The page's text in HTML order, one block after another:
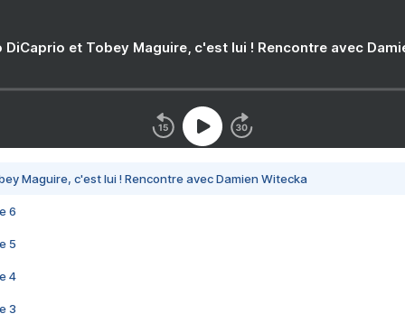
DiCaprio et Tobey Maguire, c'est lui ! Rencontre avec
Maguire, c'est lui ! Rencontre avec Damien Witecka
6
5
4
3